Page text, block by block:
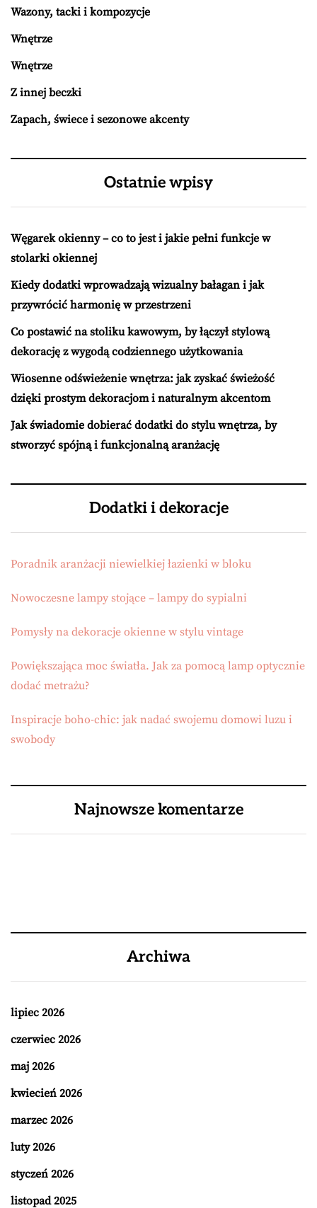
Wazony, tacki i kompozycje
Wnętrze
Wnętrze
Z innej beczki
Zapach, świece i sezonowe akcenty
Ostatnie wpisy
Węgarek okienny – co to jest i jakie pełni funkcje w
stolarki okiennej
Kiedy dodatki wprowadzają wizualny bałagan i jak
przywrócić harmonię w przestrzeni
Co postawić na stoliku kawowym, by łączył stylową
dekorację z wygodą codziennego użytkowania
Wiosenne odświeżenie wnętrza: jak zyskać świeżość
dzięki prostym dekoracjom i naturalnym akcentom
Jak świadomie dobierać dodatki do stylu wnętrza, by
stworzyć spójną i funkcjonalną aranżację
Dodatki i dekoracje
Poradnik aranżacji niewielkiej łazienki w bloku
Nowoczesne lampy stojące – lampy do sypialni
Pomysły na dekoracje okienne w stylu vintage
Powiększająca moc światła. Jak za pomocą lamp optycznie
dodać metrażu?
Inspiracje boho-chic: jak nadać swojemu domowi luzu i
swobody
Najnowsze komentarze
Archiwa
lipiec 2026
czerwiec 2026
maj 2026
kwiecień 2026
marzec 2026
luty 2026
styczeń 2026
listopad 2025